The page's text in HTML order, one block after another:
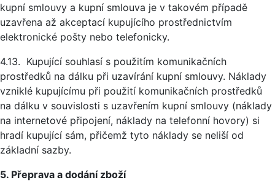
kupní smlouvy a kupní smlouva je v takovém případě
uzavřena až akceptací kupujícího prostřednictvím
elektronické pošty nebo telefonicky.
4.13. Kupující souhlasí s použitím komunikačních
prostředků na dálku při uzavírání kupní smlouvy. Náklady
vzniklé kupujícímu při použití komunikačních prostředků
na dálku v souvislosti s uzavřením kupní smlouvy (náklady
na internetové připojení, náklady na telefonní hovory) si
hradí kupující sám, přičemž tyto náklady se neliší od
základní sazby.
5. Přeprava a dodání zboží